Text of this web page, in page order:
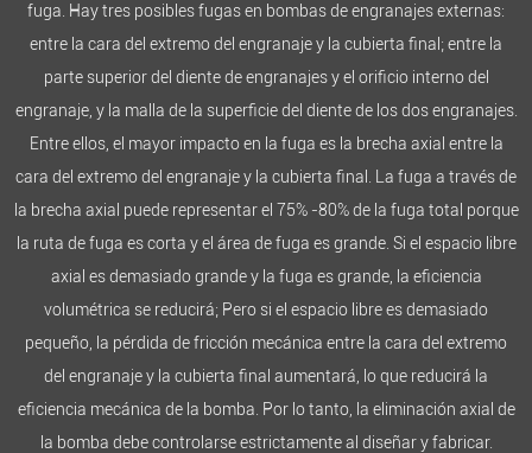
fuga. Hay tres posibles fugas en bombas de engranajes externas:
entre la cara del extremo del engranaje y la cubierta final; entre la
parte superior del diente de engranajes y el orificio interno del
engranaje, y la malla de la superficie del diente de los dos engranajes.
Entre ellos, el mayor impacto en la fuga es la brecha axial entre la
cara del extremo del engranaje y la cubierta final. La fuga a través de
la brecha axial puede representar el 75% -80% de la fuga total porque
la ruta de fuga es corta y el área de fuga es grande. Si el espacio libre
axial es demasiado grande y la fuga es grande, la eficiencia
volumétrica se reducirá; Pero si el espacio libre es demasiado
pequeño, la pérdida de fricción mecánica entre la cara del extremo
del engranaje y la cubierta final aumentará, lo que reducirá la
eficiencia mecánica de la bomba. Por lo tanto, la eliminación axial de
la bomba debe controlarse estrictamente al diseñar y fabricar.